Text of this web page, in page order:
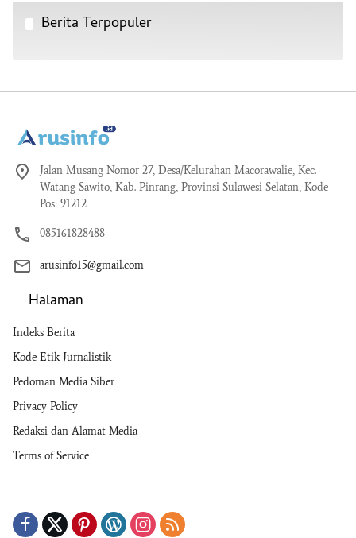
Berita Terpopuler
Jalan Musang Nomor 27, Desa/Kelurahan Macorawalie, Kec.
Watang Sawito, Kab. Pinrang, Provinsi Sulawesi Selatan, Kode
Pos: 91212
085161828488
arusinfo15@gmail.com
Halaman
Indeks Berita
Kode Etik Jurnalistik
Pedoman Media Siber
Privacy Policy
Redaksi dan Alamat Media
Terms of Service